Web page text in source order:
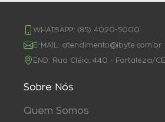
WHATSAPP: (85) 4020-5000
E-MAIL: atendimento@ibyte.com.br
END: Rua Cléia, 440 - Fortaleza/CE
Sobre Nós
Quem Somos